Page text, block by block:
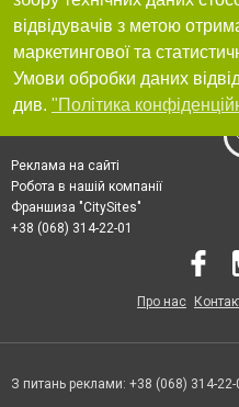
відвідувачів з метою
маркетингової та
Умови обробки даних
див. "Політика
Реклама на сайті
Робота в нашій компанії
Франшиза "CitySites"
+38 (068) 314-22-01
Про нас
З питань реклами: +38 (068) 314-22-